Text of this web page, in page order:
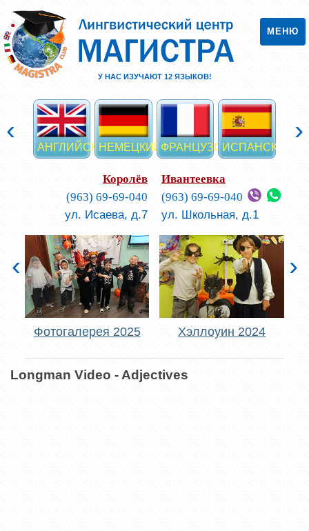
МЕНЮ
У НАС ИЗУЧАЮТ 12ЯЗЫКОВ!
АНГЛИЙСКИЙНЕМЕЦКИЙФРАНЦУЗСКИЙИСПАНСКИЙ
‹ ›
Королёв
(963) 69-69-040
ул. Исаева, д.7
Ивантеевка
(963) 69-69-040
ул. Школьная, д.1
Фотогалерея 2025 Хэллоуин 2024
‹ ›
Longman Video - Adjectives